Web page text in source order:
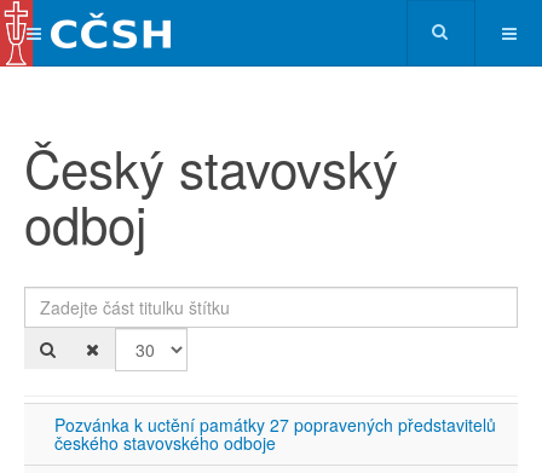
Český stavovský
odboj
Zadejte část titulku štítku
Pozvánka k uctění památky 27 popravených představitelů
českého stavovského odboje